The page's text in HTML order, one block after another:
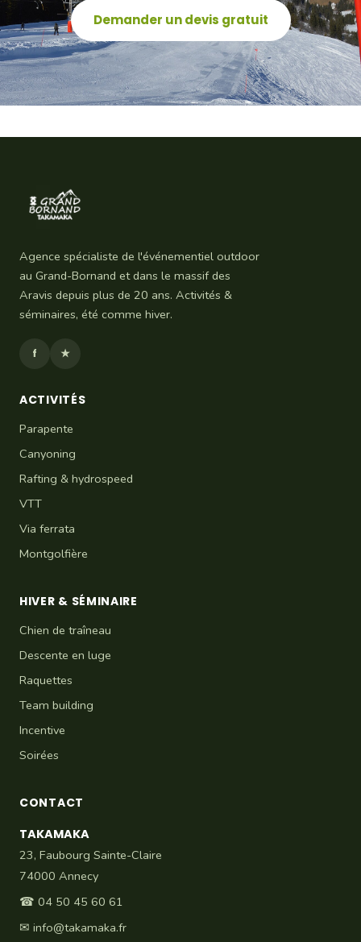
Demander un devis gratuit
Agence spécialiste de l'événementiel outdoor
au Grand-Bornand et dans le massif des
Aravis depuis plus de 20 ans. Activités &
séminaires, été comme hiver.
f ★
ACTIVITÉS
Parapente
Canyoning
Rafting & hydrospeed
VTT
Via ferrata
Montgolfière
HIVER & SÉMINAIRE
Chien de traîneau
Descente en luge
Raquettes
Team building
Incentive
Soirées
CONTACT
TAKAMAKA
23, Faubourg Sainte-Claire
74000 Annecy
☎ 04 50 45 60 61
✉ info@takamaka.fr